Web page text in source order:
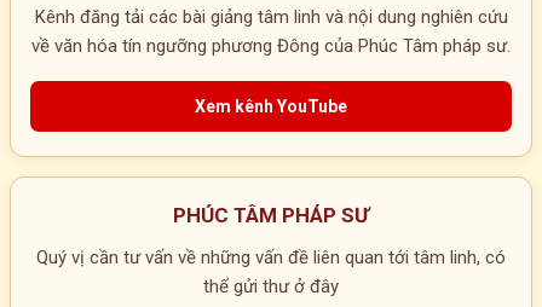
Kênh đăng tải các bài giảng tâm linh và nội dung nghiên cứu
về văn hóa tín ngưỡng phương Đông của Phúc Tâm pháp sư.
Xem kênh YouTube
PHÚC TÂM PHÁP SƯ
Quý vị cần tư vấn về những vấn đề liên quan tới tâm linh, có
thể gửi thư ở đây